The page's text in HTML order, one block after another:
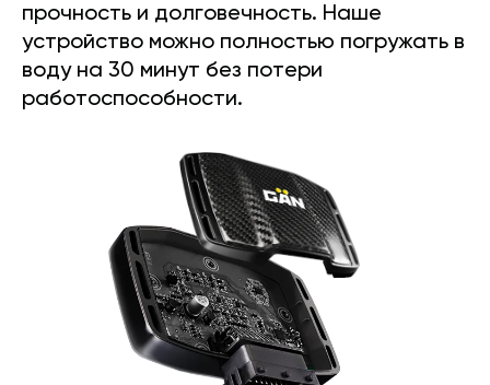
прочность и долговечность. Наше
устройство можно полностью погружать в
воду на 30 минут без потери
работоспособности.